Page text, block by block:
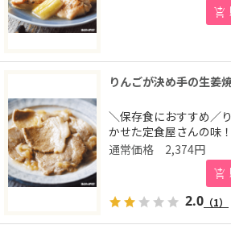
りんごが決め手の生姜
＼保存食におすすめ／
かせた定食屋さんの味！
2,374円
2.0 （1）